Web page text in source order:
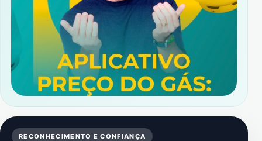
RECONHECIMENTO E CONFIANÇA